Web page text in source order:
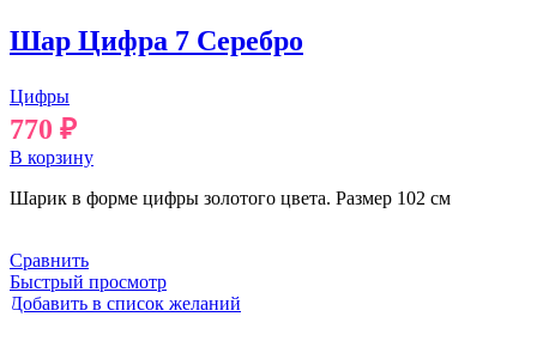
Шар Цифра 7 Серебро
Цифры
770 ₽
В корзину
Шарик в форме цифры золотого цвета. Размер 102 см
Сравнить
Быстрый просмотр
Добавить в список желаний